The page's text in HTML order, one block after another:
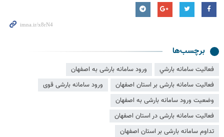
برچسب‌ها
فعاليت سامانه بارشي
ورود سامانه بارشی به اصفهان
فعالیت سامانه بارشی بر استان اصفهان
ورود سامانه بارشی قوی
وضعیت ورود سامانه بارشی به اصفهان
فعالیت سامانه بارشی در استان اصفهان
تداوم سامانه بارشی بر استان اصفهان